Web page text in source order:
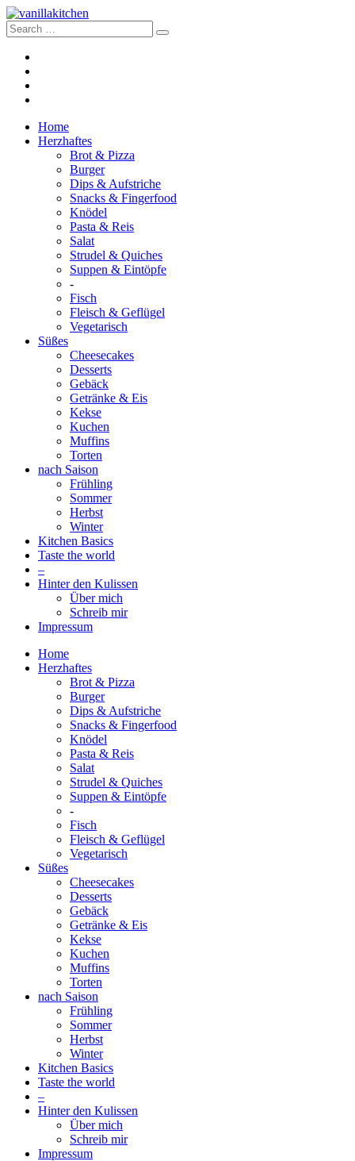
Home
Herzhaftes
Brot & Pizza
Burger
Dips & Aufstriche
Snacks & Fingerfood
Knödel
Pasta & Reis
Salat
Strudel & Quiches
Suppen & Eintöpfe
-
Fisch
Fleisch & Geflügel
Vegetarisch
Süßes
Cheesecakes
Desserts
Gebäck
Getränke & Eis
Kekse
Kuchen
Muffins
Torten
nach Saison
Frühling
Sommer
Herbst
Winter
Kitchen Basics
Taste the world
–
Hinter den Kulissen
Über mich
Schreib mir
Impressum
Home
Herzhaftes
Brot & Pizza
Burger
Dips & Aufstriche
Snacks & Fingerfood
Knödel
Pasta & Reis
Salat
Strudel & Quiches
Suppen & Eintöpfe
-
Fisch
Fleisch & Geflügel
Vegetarisch
Süßes
Cheesecakes
Desserts
Gebäck
Getränke & Eis
Kekse
Kuchen
Muffins
Torten
nach Saison
Frühling
Sommer
Herbst
Winter
Kitchen Basics
Taste the world
–
Hinter den Kulissen
Über mich
Schreib mir
Impressum